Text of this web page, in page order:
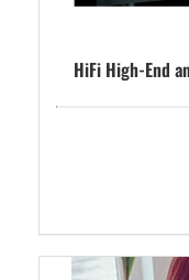
HiFi High-End